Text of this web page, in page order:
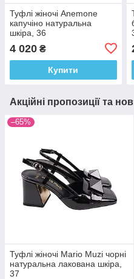
Туфлі жіночі Anemone
капучіно натуральна
шкіра, 36
4 020 ₴
Купити
Акційні пропозиції та
–65%
Туфлі жіночі Mario Muzi чорні
натуральна лакована шкіра,
37